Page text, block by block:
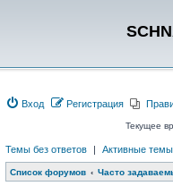
Вход Регистрация
Текущее
Темы без ответов | Активные темы
Список форумов Часто